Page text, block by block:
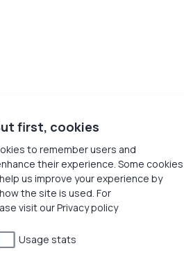
first, cookies
to remember users and
their experience. Some cookies
us improve your experience by
the site is used. For
visit our Privacy policy
Usage stats